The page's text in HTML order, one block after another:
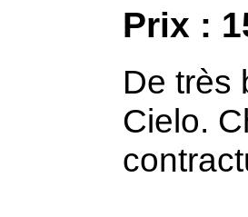
Prix :
De très
Cielo.